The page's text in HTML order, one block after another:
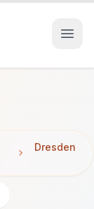
Dresden